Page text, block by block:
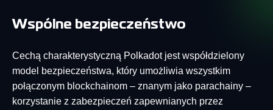
Wspólne bezpieczeństwo
Cechą charakterystyczną Polkadot jest współdzielony
model bezpieczeństwa, który umożliwia wszystkim
połączonym blockchainom – znanym jako parachainy –
korzystanie z zabezpieczeń zapewnianych przez